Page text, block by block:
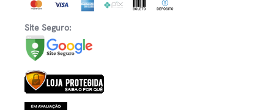
Site Seguro: